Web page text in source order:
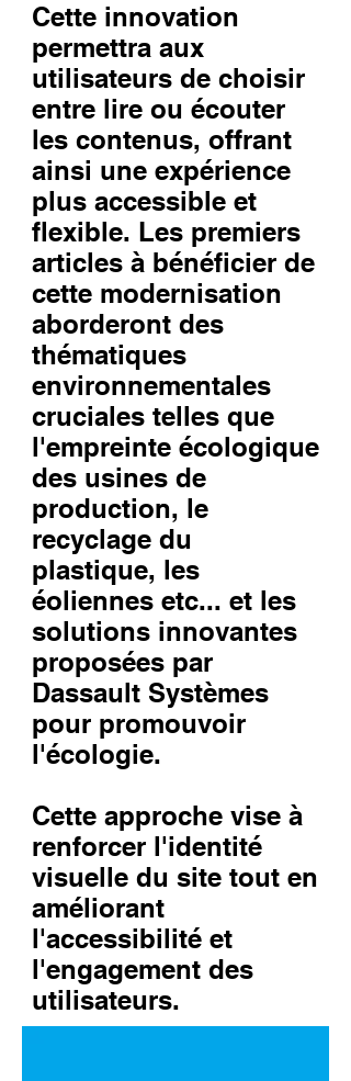
Cette innovation
permettra aux
utilisateurs de choisir
entre lire ou écouter
les contenus, offrant
ainsi une expérience
plus accessible et
flexible. Les premiers
articles à bénéficier de
cette modernisation
aborderont des
thématiques
environnementales
cruciales telles que
l'empreinte écologique
des usines de
production, le
recyclage du
plastique, les
éoliennes etc... et les
solutions innovantes
proposées par
Dassault Systèmes
pour promouvoir
l'écologie.
Cette approche vise à
renforcer l'identité
visuelle du site tout en
améliorant
l'accessibilité et
l'engagement des
utilisateurs.